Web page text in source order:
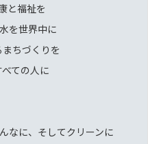
と福祉を
を世界中に
ちづくりを
ての人に
に、そしてクリーンに